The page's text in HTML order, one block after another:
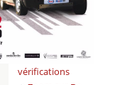
vérifications